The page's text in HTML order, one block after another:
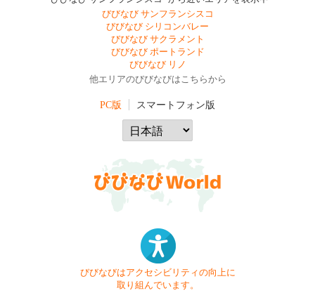
びびなび サンフランシスコ
びびなび シリコンバレー
びびなび サクラメント
びびなび ポートランド
びびなび リノ
他エリアのびびなびはこちらから
PC版 スマートフォン版
びびなびはアクセシビリティの向上に
取り組んでいます。